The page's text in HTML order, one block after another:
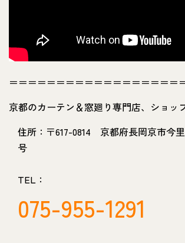
＝＝＝＝＝＝＝＝＝＝＝＝＝＝＝＝＝＝
京都のカーテン＆窓廻り専門店、ショッ
住所：〒617-0814 京都府長岡京市今里
号
TEL：
075-955-1291